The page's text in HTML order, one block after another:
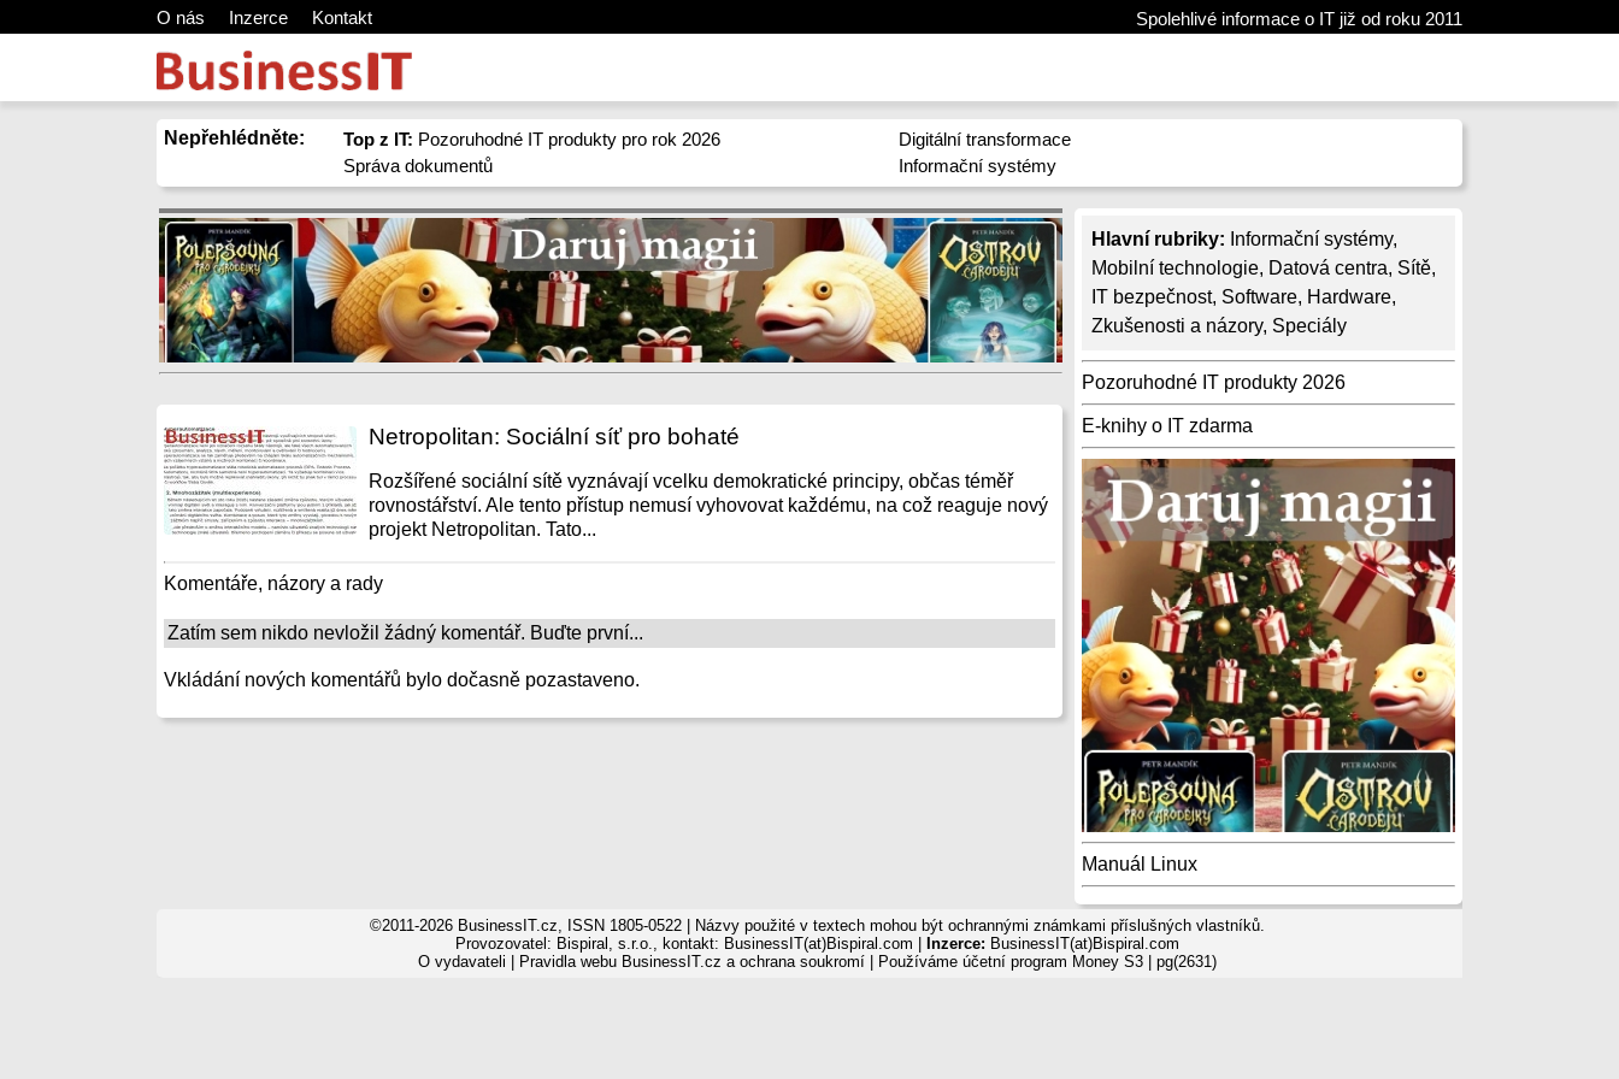
O nás Inzerce Kontakt Spolehlivé informace o IT již od roku 2011
Nepřehlédněte: Top z IT: Pozoruhodné IT produkty pro rok 2026
Správa dokumentů
Digitální transformace
Informační systémy
Hlavní rubriky: Informační systémy,
Mobilní technologie, Datová centra, Sítě,
IT bezpečnost, Software, Hardware,
Zkušenosti a názory, Speciály
Pozoruhodné IT produkty 2026
E-knihy o IT zdarma
Manuál Linux
Netropolitan: Sociální síť pro bohaté
Rozšířené sociální sítě vyznávají vcelku demokratické principy, občas téměř
rovnostářství. Ale tento přístup nemusí vyhovovat každému, na což reaguje nový
projekt Netropolitan. Tato...
Komentáře, názory a rady
Zatím sem nikdo nevložil žádný komentář. Buďte první...
Vkládání nových komentářů bylo dočasně pozastaveno.
©2011-2026 BusinessIT.cz, ISSN 1805-0522 | Názvy použité v textech mohou být ochrannými známkami příslušných vlastníků.
Provozovatel: Bispiral, s.r.o., kontakt: BusinessIT(at)Bispiral.com |
Inzerce: BusinessIT(at)Bispiral.com
O vydavateli
Pravidla webu BusinessIT.cz a ochrana soukromí| Používáme účetní program Money S3| pg(2631)